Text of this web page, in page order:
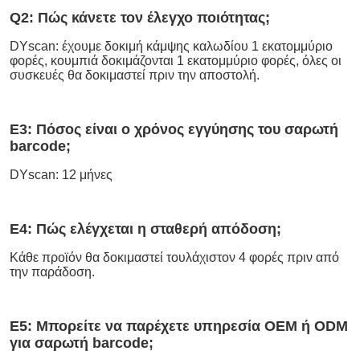
Q2: Πώς κάνετε τον έλεγχο ποιότητας;
DYscan: έχουμε δοκιμή κάμψης καλωδίου 1 εκατομμύριο
φορές, κουμπιά δοκιμάζονται 1 εκατομμύριο φορές, όλες οι
συσκευές θα δοκιμαστεί πριν την αποστολή.
Ε3: Πόσος είναι ο χρόνος εγγύησης του σαρωτή
barcode;
DYscan: 12 μήνες
Ε4: Πώς ελέγχεται η σταθερή απόδοση;
Κάθε προϊόν θα δοκιμαστεί τουλάχιστον 4 φορές πριν από
την παράδοση.
Ε5: Μπορείτε να παρέχετε υπηρεσία OEM ή ODM
για σαρωτή barcode;